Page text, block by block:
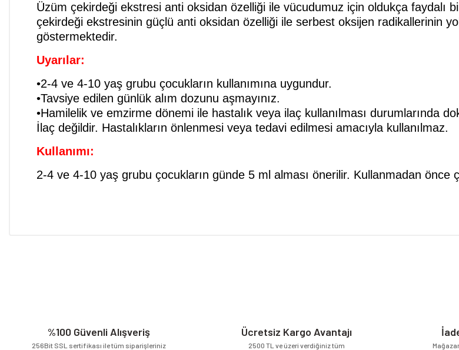
Üzüm çekirdeği ekstresi anti oksidan özelliği ile vücudumuz için oldukça faydalı
çekirdeği ekstresinin güçlü anti oksidan özelliği ile serbest oksijen radikallerinin
göstermektedir.
Uyarılar:
•2-4 ve 4-10 yaş grubu çocukların kullanımına uygundur.
•Tavsiye edilen günlük alım dozunu aşmayınız.
•Hamilelik ve emzirme dönemi ile hastalık veya ilaç kullanılması durumlarında
İlaç değildir. Hastalıkların önlenmesi veya tedavi edilmesi amacıyla kullanılmaz.
Kullanımı:
2-4 ve 4-10 yaş grubu çocukların günde 5 ml alması önerilir. Kullanmadan önce
Bu ürüne benzer farklı alternatifler olmalı.
%100 Güvenli Alışveriş
256Bit SSL sertifikası ile tüm siparişleriniz
Ücretsiz Kargo Avantajı
2500 TL ve üzeri verdiğiniz tüm